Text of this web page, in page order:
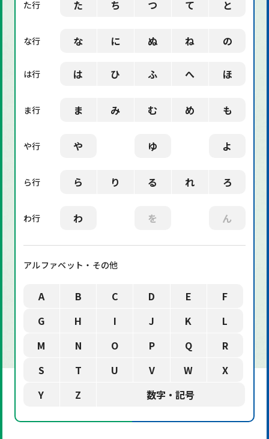
た行 た ち つ て と
な行 な に ぬ ね の
は行 は ひ ふ へ ほ
ま行 ま み む め も
や行 や ゆ よ
ら行 ら り る れ ろ
わ行 わ を ん
アルファベット・その他
A B C D E
F
G
H I J K
L
M
N O P Q
R
S
T U V W
X
Y
Z 数字・記号